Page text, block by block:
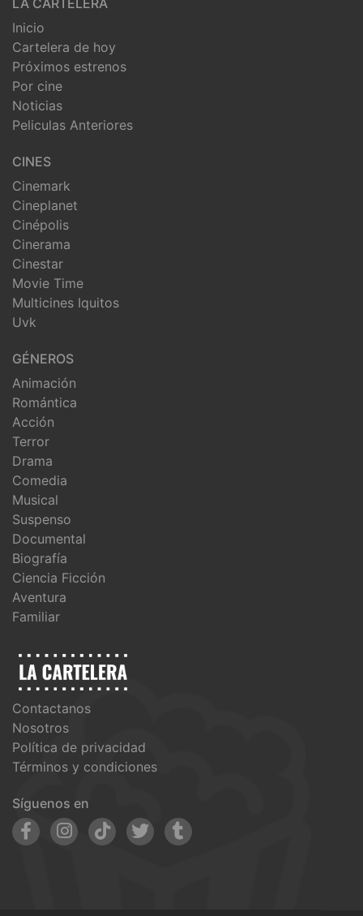
LA CARTELERA
Inicio
Cartelera de hoy
Próximos estrenos
Por cine
Noticias
Peliculas Anteriores
CINES
Cinemark
Cineplanet
Cinépolis
Cinerama
Cinestar
Movie Time
Multicines Iquitos
Uvk
GÉNEROS
Animación
Romántica
Acción
Terror
Drama
Comedia
Musical
Suspenso
Documental
Biografía
Ciencia Ficción
Aventura
Familiar
Contactanos
Nosotros
Política de privacidad
Términos y condiciones
Síguenos en